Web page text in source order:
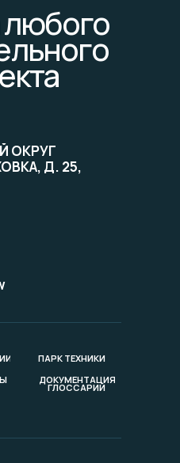
ВН. ТЕР. Г.
ОКРУГ
Д. 25,
ГЛОССАРИЙ
ДОКУМЕНТАЦИЯ
ПАРК ТЕХНИКИ